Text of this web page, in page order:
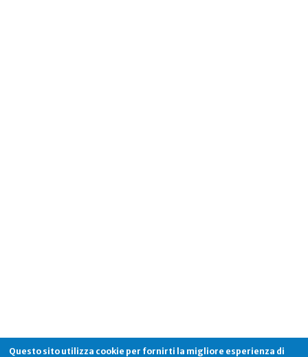
Questo sito utilizza cookie per fornirti la migliore esperienza di